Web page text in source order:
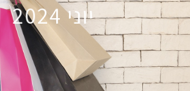
יוני 2024